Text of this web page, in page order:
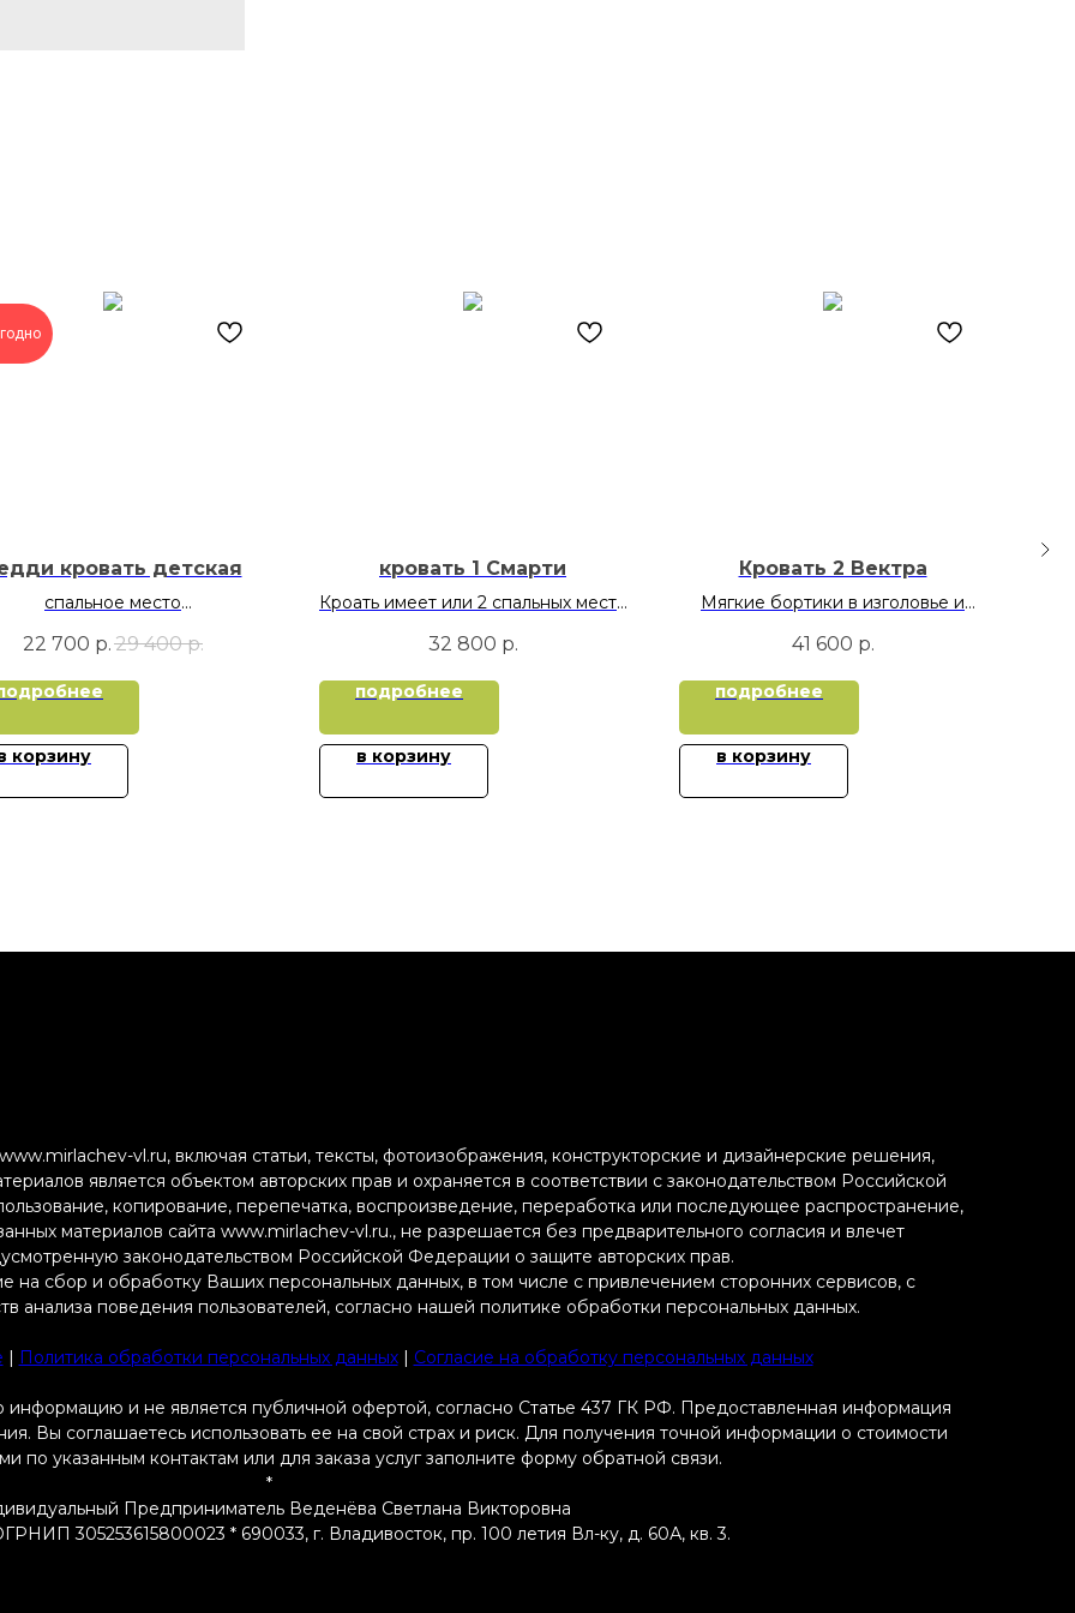
кровать детская
спальное место
22 700 р.29 400 р.
корзину
кровать 1 Смарти
Кроать имеет или 2 спальных места
хранения
верхнее 900х2000
нижнее 800х1900
32 800 р.
подробнее
в корзину
Кровать 2 Вектра
Мягкие бортики в изголовье и
Кровать имеет или 2 спальных
места или внизу усиленный ящик
для хранения
верхнее 900х2000
нижнее 800х1900
41 600 р.
подробнее
в корзину
vl.ru, включая статьи, тексты, фотоизображения, конструкторские и дизайнерские решения,
является объектом авторских прав и охраняется в соответствии с законодательством Российской
копирование, перепечатка, воспроизведение, переработка или последующее распространение,
материалов сайта www.mirlachev-vl.ru., не разрешается без предварительного согласия и влечет
законодательством Российской Федерации о защите авторских прав.
на сбор и обработку Ваших персональных данных, в том числе с привлечением сторонних сервисов, с
анализа поведения пользователей, согласно нашей политике обработки персональных данных.
| Политика обработки персональных данных| Согласие на обработку персональных данных
и не является публичной офертой, согласно Статье 437 ГК РФ. Предоставленная информация
Вы соглашаетесь использовать ее на свой страх и риск. Для получения точной информации о стоимости
по указанным контактам или для заказа услуг заполните форму обратной связи.
*
Предприниматель Веденёва Светлана Викторовна
305253615800023 * 690033, г. Владивосток, пр. 100 летия Вл-ку, д. 60А, кв. 3.